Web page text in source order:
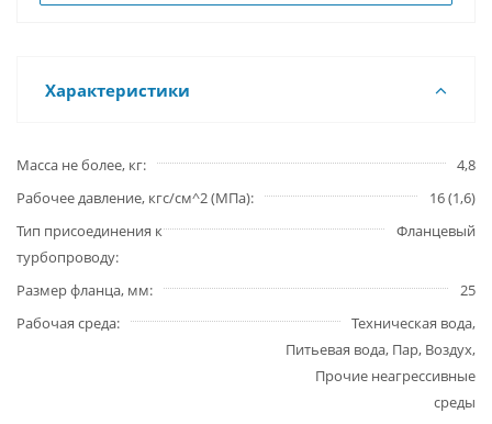
Характеристики
Масса не более, кг
4,8
Рабочее давление, кгс/см^2 (МПа)
16 (1,6)
Тип присоединения к
турбопроводу
Фланцевый
Размер фланца, мм
25
Рабочая среда
Техническая вода,
Питьевая вода, Пар, Воздух,
Прочие неагрессивные
среды